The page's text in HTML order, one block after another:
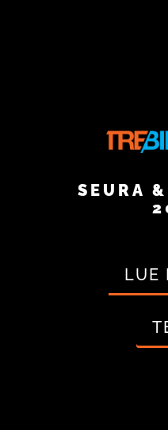
SEURA
LUE